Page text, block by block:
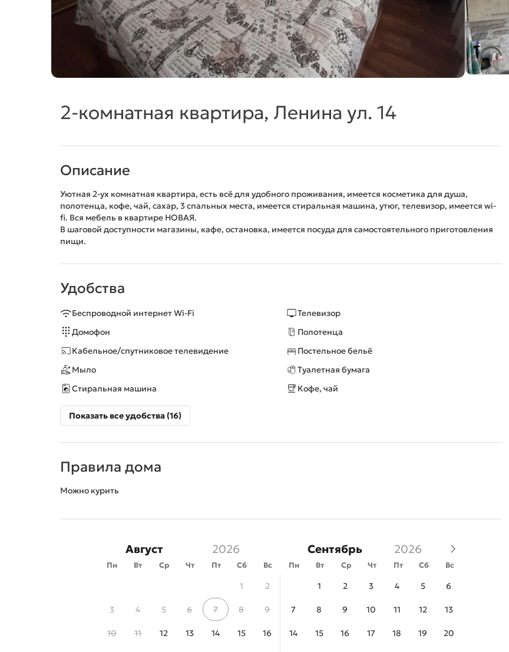
2-комнатная квартира, Ленина ул. 14
Описание
Уютная 2-ух комнатная квартира, есть всё для удобного проживания, имеется косметика для душа,
полотенца, кофе, чай, сахар, 3 спальных места, имеется стиральная машина, утюг, телевизор, имеется wi-
fi. Вся мебель в квартире НОВАЯ.
В шаговой доступности магазины, кафе, остановка, имеется посуда для самостоятельного приготовления
пищи.
Удобства
Беспроводной интернет Wi-Fi
Телевизор
Домофон
Полотенца
Кабельное/спутниковое телевидение
Постельное бельё
Мыло
Туалетная бумага
Стиральная машина
Кофе, чай
Показать все удобства (16)
Правила дома
Можно курить
Август Сентябрь
Пн Вт Ср Чт Пт Сб Вс Пн Вт Ср Чт Пт Сб Вс
1 2
3 4 5 6 7 8 9
10 11 12 13 14 15 16
1 2 3 4 5 6
7 8 9 10 11 12 13
14 15 16 17 18 19 20